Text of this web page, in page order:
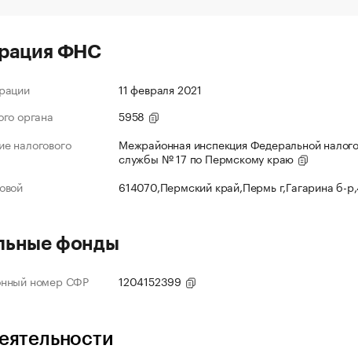
ФНС
11 февраля 2021
органа
5958
налогового
Межрайонная инспекция Федеральной
службы № 17 по Пермскому краю
614070,Пермский край,Пермь г,Гагарина б-
фонды
номер СФР 1204152399